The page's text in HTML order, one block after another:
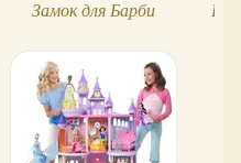
Замок для Барби